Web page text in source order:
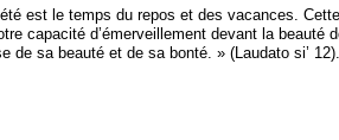
est le temps du repos et des vacances.
capacité d’émerveillement devant la
de sa beauté et de sa bonté. » (Laudato si’ 12).